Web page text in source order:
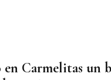
en Carmelitas un